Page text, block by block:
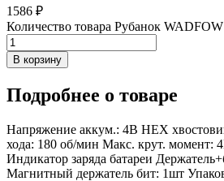
1586 ₽
Количество товара Рубанок
В корзину
Подробнее о товаре
Напряжение аккум.: 4В HEX
хода: 180 об/мин Макс. крут. момент:
Индикатор заряда батареи
Магнитный держатель бит: 1шт